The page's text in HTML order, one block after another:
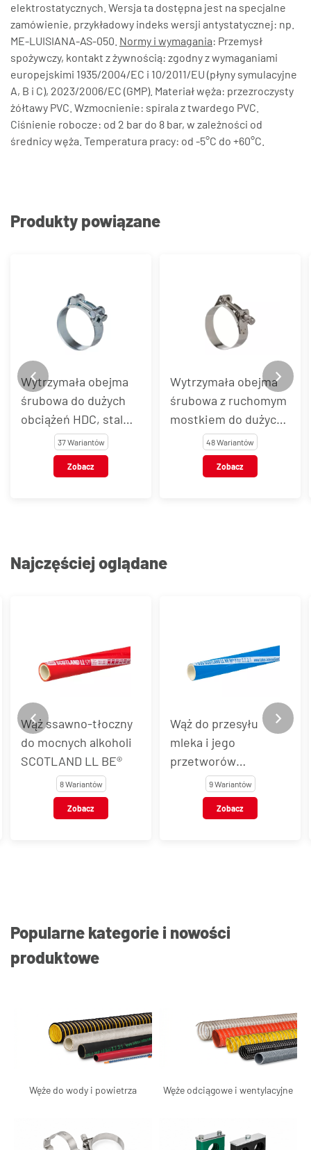
elektrostatycznych. Wersja ta dostępna jest na specjalne
zamówienie, przykładowy indeks wersji antystatycznej: np.
ME-LUISIANA-AS-050. Normy i wymagania: Przemysł
spożywczy, kontakt z żywnością: zgodny z wymaganiami
europejskimi 1935/2004/EC i 10/2011/EU (płyny symulacyjne
A, B i C), 2023/2006/EC (GMP). Materiał węża: przezroczysty
żółtawy PVC. Wzmocnienie: spirala z twardego PVC.
Ciśnienie robocze: od 2 bar do 8 bar, w zależności od
średnicy węża. Temperatura pracy: od -5°C do +60°C.
Produkty powiązane
Wytrzymała obejma
śrubowa do dużych
obciążeń HDC, stal
węglowa37 Wariantów
Zobacz
Wytrzymała obejma
śrubowa z ruchomym
mostkiem do dużych
obciążeń SUPRA
HEAVY DUTY W4
48 Wariantów
Zobacz
Najczęściej oglądane
Wąż do przesyłu
mleka i jego
przetworów
SCOTLAND LL NR®
9 Wariantów
Zobacz
Wąż z PVC do
substancji
spożywczych
wzmocniony spiralą z
drutu stalowego
ARMORVIN HNA
19 Wariantów
Zobacz
Popularne kategorie i nowości
produktowe
Węże do wody i powietrza Węże odciągowe i wentylacyjne